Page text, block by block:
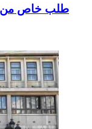
طلب خاص من